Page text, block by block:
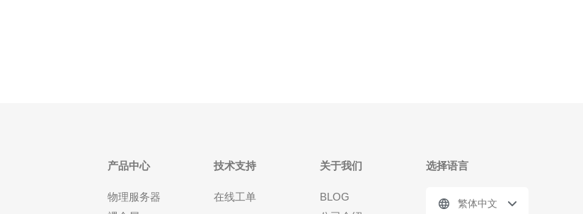
产品中心
物理服务器
技术支持
在线工单
关于我们
BLOG
选择语言
繁体中文